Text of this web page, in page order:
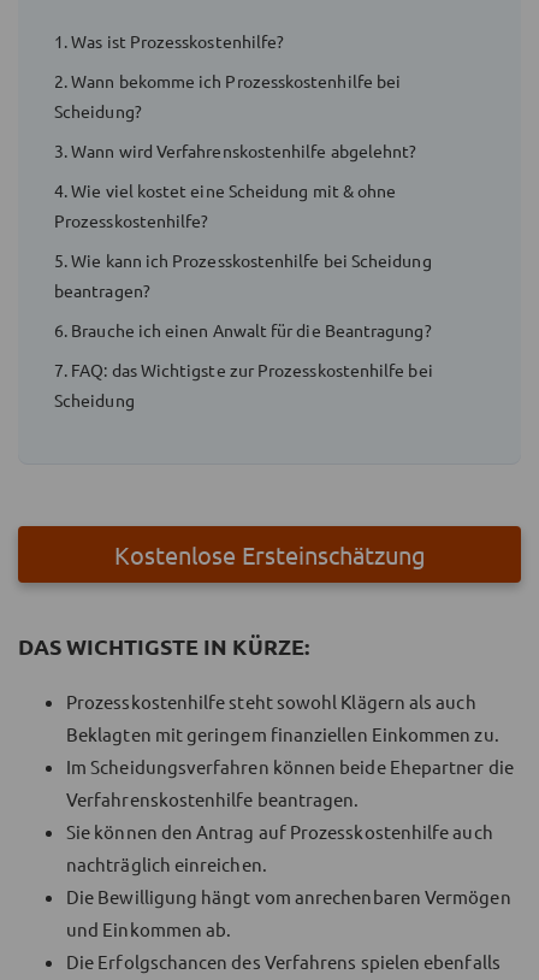
1. Was ist Prozesskostenhilfe?
2. Wann bekomme ich Prozesskostenhilfe bei
Scheidung?
3. Wann wird Verfahrenskostenhilfe abgelehnt?
4. Wie viel kostet eine Scheidung mit & ohne
Prozesskostenhilfe?
5. Wie kann ich Prozesskostenhilfe bei Scheidung
beantragen?
6. Brauche ich einen Anwalt für die Beantragung?
7. FAQ: das Wichtigste zur Prozesskostenhilfe bei
Scheidung
Kostenlose Ersteinschätzung
DAS WICHTIGSTE IN KÜRZE:
Prozesskostenhilfe steht sowohl Klägern als auch
Beklagten mit geringem finanziellen Einkommen zu.
Im Scheidungsverfahren können beide Ehepartner die
Verfahrenskostenhilfe beantragen.
Sie können den Antrag auf Prozesskostenhilfe auch
nachträglich einreichen.
Die Bewilligung hängt vom anrechenbaren Vermögen
und Einkommen ab.
Die Erfolgschancen des Verfahrens spielen ebenfalls